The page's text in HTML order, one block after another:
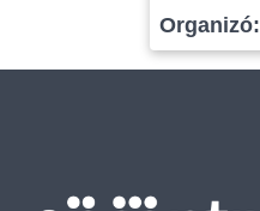
Organizó: